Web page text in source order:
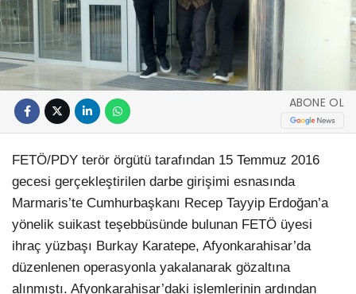
ABONE OL
FETÖ/PDY terör örgütü tarafından 15 Temmuz 2016
gecesi gerçekleştirilen darbe girişimi esnasında
Marmaris’te Cumhurbaşkanı Recep Tayyip Erdoğan’a
yönelik suikast teşebbüsünde bulunan FETÖ üyesi
ihraç yüzbaşı Burkay Karatepe, Afyonkarahisar’da
düzenlenen operasyonla yakalanarak gözaltına
alınmıştı. Afyonkarahisar’daki işlemlerinin ardından